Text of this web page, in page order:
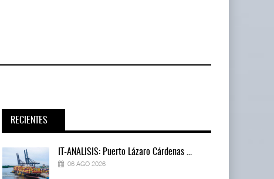
RECIENTES
IT-ANÁLISIS: Puerto Lázaro Cárdenas ...
06 AGO 2026